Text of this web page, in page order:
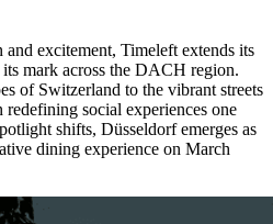
excitement, Timeleft extends its
mark across the DACH region.
of Switzerland to the vibrant streets
social experiences one
shifts, Düsseldorf emerges as
dining experience on March